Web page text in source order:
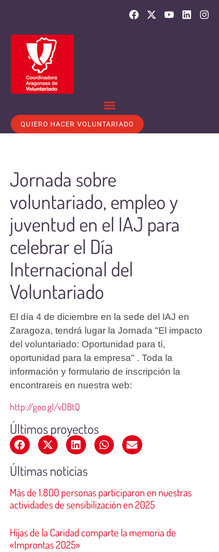
QUIERO HACER VOLUNTARIADO
Jornada sobre
voluntariado, empleo y
juventud en el IAJ para
celebrar el Día
Internacional del
Voluntariado
El día 4 de diciembre en la sede del IAJ en
Zaragoza, tendrá lugar la Jornada "El impacto
del voluntariado: Oportunidad para tí,
oportunidad para la empresa" . Toda la
información y formulario de inscripción la
encontrareis en nuestra web:
http://goo.gl/vDBtQ
Últimos proyectos
Últimas noticias
Más de 1.800 personas participaron en nuestras
actividades de sensibilización en 2025
Hijas de la Caridad comparte la memoria de
«Improntas 2025»